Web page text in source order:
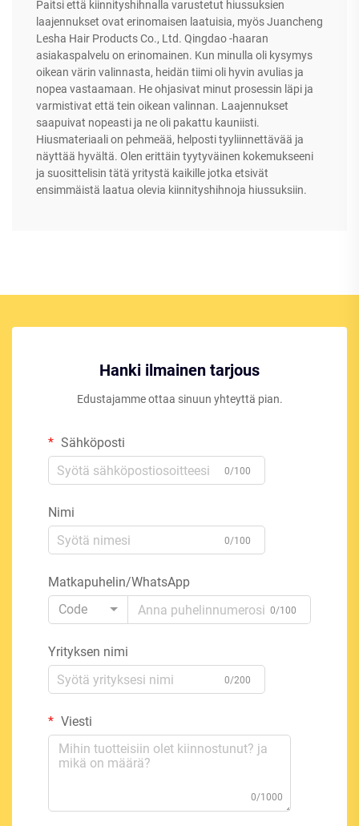
Paitsi että kiinnityshihnalla varustetut hiussuksien
laajennukset ovat erinomaisen laatuisia, myös Juancheng
Lesha Hair Products Co., Ltd. Qingdao -haaran
asiakaspalvelu on erinomainen. Kun minulla oli kysymys
oikean värin valinnasta, heidän tiimi oli hyvin avulias ja
nopea vastaamaan. He ohjasivat minut prosessin läpi ja
varmistivat että tein oikean valinnan. Laajennukset
saapuivat nopeasti ja ne oli pakattu kauniisti.
Hiusmateriaali on pehmeää, helposti tyyliinnettävää ja
näyttää hyvältä. Olen erittäin tyytyväinen kokemukseeni
ja suosittelisin tätä yritystä kaikille jotka etsivät
ensimmäistä laatua olevia kiinnityshihnoja hiussuksiin.
Hanki ilmainen tarjous
Edustajamme ottaa sinuun yhteyttä pian.
Sähköposti
0/100
Nimi
0/100
Matkapuhelin/WhatsApp
Code
0/100
Yrityksen nimi
0/200
Viesti
0/1000